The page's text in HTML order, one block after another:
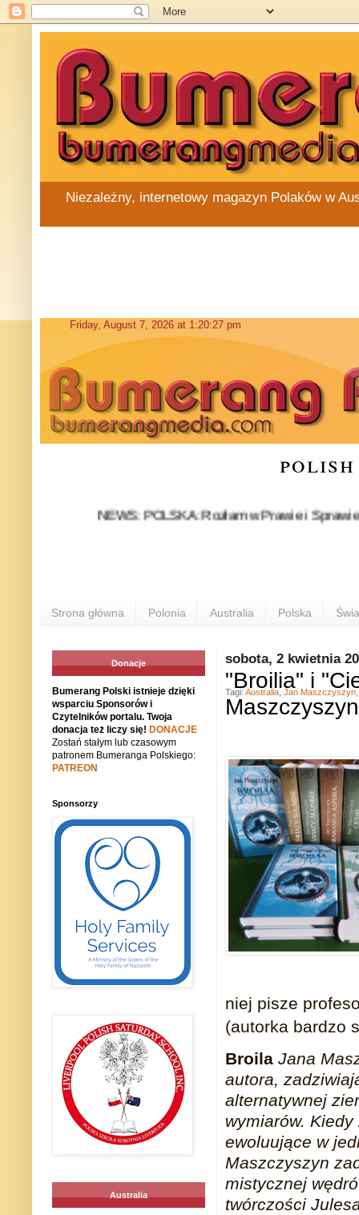
Niezależny, internetowy magazyn Polaków w
NEWS: POLSKA: Rozłam w Prawie i
Strona główna Polonia Australia Polska
sobota, 2 kwietnia
"Broilia" i
niej pisze
(autorka bardzo
Broila Jana
autora,
alternatywnej
wymiarów.
ewoluujące w
Maszczyszyn
mistycznej
twórczości
Tagi: Australia Jan Maszczyszyn
Donacje
Bumerang Polski istnieje dzięki
wsparciu Sponsorów i
Czytelników portalu. Twoja
donacja też liczy się! DONACJE
Zostań stałym lub czasowym
patronem Bumeranga Polskiego:
PATREON
Sponsorzy
Australia